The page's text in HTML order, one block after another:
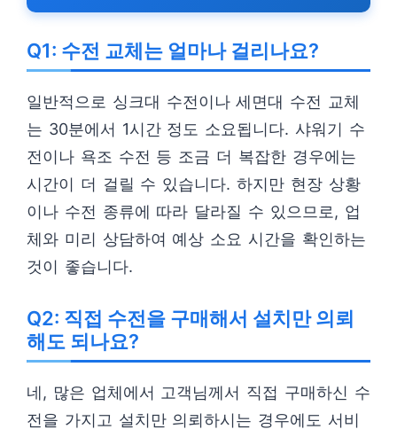
Q1: 수전 교체는 얼마나 걸리나요?
일반적으로 싱크대 수전이나 세면대 수전 교체
는 30분에서 1시간 정도 소요됩니다. 샤워기 수
전이나 욕조 수전 등 조금 더 복잡한 경우에는
시간이 더 걸릴 수 있습니다. 하지만 현장 상황
이나 수전 종류에 따라 달라질 수 있으므로, 업
체와 미리 상담하여 예상 소요 시간을 확인하는
것이 좋습니다.
Q2: 직접 수전을 구매해서 설치만 의뢰
해도 되나요?
네, 많은 업체에서 고객님께서 직접 구매하신 수
전을 가지고 설치만 의뢰하시는 경우에도 서비